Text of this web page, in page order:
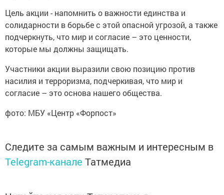
Цель акции - напомнить о важности единства и
солидарности в борьбе с этой опасной угрозой, а также
подчеркнуть, что мир и согласие – это ценности,
которые мы должны защищать.
Участники акции выразили свою позицию против
насилия и терроризма, подчеркивая, что мир и
согласие – это основа нашего общества.
фото: МБУ «Центр «Форпост»
Следите за самым важным и интересным в
Telegram-канале Татмедиа